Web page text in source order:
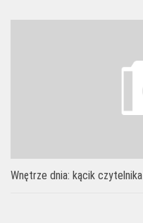
Wnętrze dnia: kącik czytelnika